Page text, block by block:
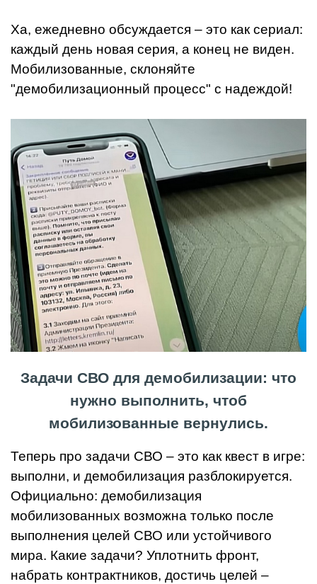
Ха, ежедневно обсуждается – это как сериал:
каждый день новая серия, а конец не виден.
Мобилизованные, склоняйте
"демобилизационный процесс" с надеждой!
Задачи СВО для демобилизации: что
нужно выполнить, чтоб
мобилизованные вернулись.
Теперь про задачи СВО – это как квест в игре:
выполни, и демобилизация разблокируется.
Официально: демобилизация
мобилизованных возможна только после
выполнения целей СВО или устойчивого
мира. Какие задачи? Уплотнить фронт,
набрать контрактников, достичь целей –